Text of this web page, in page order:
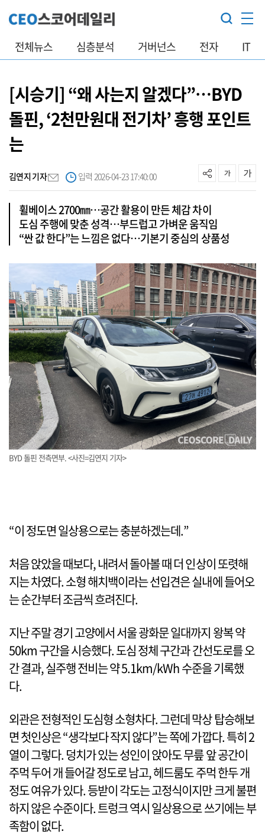
전체뉴스 심층분석 거버넌스 전자 IT
[시승기] “왜 사는지 알겠다”…BYD
돌핀, ‘2천만원대 전기차’ 흥행 포인트
는
김연지 기자 입력 2026-04-23 17:40:00
휠베이스 2700㎜…공간 활용이 만든 체감 차이
도심 주행에 맞춘 성격…부드럽고 가벼운 움직임
“싼 값 한다”는 느낌은 없다…기본기 중심의 상품성
BYD 돌핀 전측면부. <사진=김연지 기자>
“이 정도면 일상용으로는 충분하겠는데.”
처음 앉았을 때보다, 내려서 돌아볼 때 더 인상이 또렷해
지는 차였다. 소형 해치백이라는 선입견은 실내에 들어오
는 순간부터 조금씩 흐려진다.
지난 주말 경기 고양에서 서울 광화문 일대까지 왕복 약
50km 구간을 시승했다. 도심 정체 구간과 간선도로를 오
간 결과, 실주행 전비는 약 5.1km/kWh 수준을 기록했
다.
외관은 전형적인 도심형 소형차다. 그런데 막상 탑승해보
면 첫인상은 “생각보다 작지 않다”는 쪽에 가깝다. 특히 2
열이 그렇다. 덩치가 있는 성인이 앉아도 무릎 앞 공간이
주먹 두어 개 들어갈 정도로 남고, 헤드룸도 주먹 한두 개
정도 여유가 있다. 등받이 각도는 고정식이지만 크게 불편
하지 않은 수준이다. 트렁크 역시 일상용으로 쓰기에는 부
족함이 없다.